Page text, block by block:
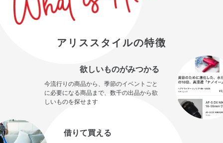
アリススタイルの特徴
欲しいものがみつかる
今流行りの商品から、季節のイベントごと
に必要になる商品まで、数千の出品から欲
しいものを探せます
借りて買える